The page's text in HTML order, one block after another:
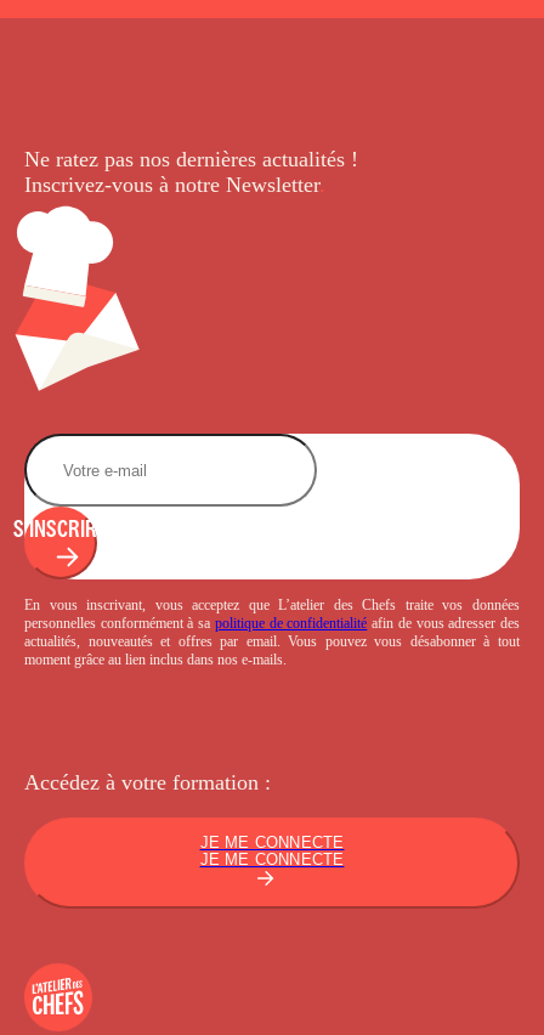
Ne ratez pas nos dernières actualités !
Inscrivez-vous à notre Newsletter.
S'INSCRIRE
En vous inscrivant, vous acceptez que L’atelier des Chefs traite vos données
personnelles conformément à sa politique de confidentialité afin de vous adresser des
actualités, nouveautés et offres par email. Vous pouvez vous désabonner à tout
moment grâce au lien inclus dans nos e-mails.
Accédez à votre formation :
JE ME CONNECTE
JE ME CONNECTE